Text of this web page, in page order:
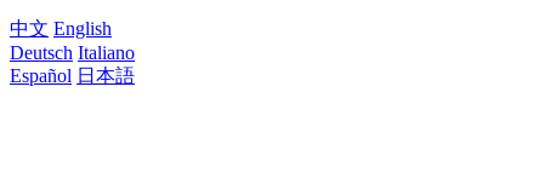
中文 English
Deutsch Italiano
Español 日本語